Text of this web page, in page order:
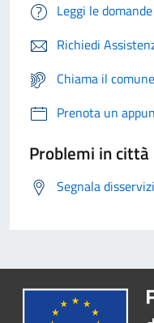
Leggi le
Richiedi
Chiama il
Prenota un
Problemi in città
Segnala